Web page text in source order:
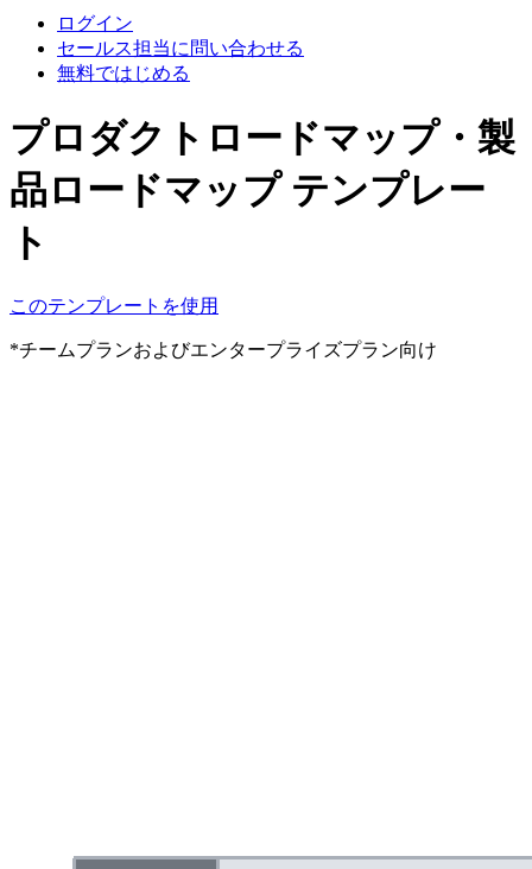
ログイン
セールス担当に問い合わせる
無料ではじめる
プロダクトロードマップ・製
品ロードマップ テンプレー
ト
このテンプレートを使用
*チームプランおよびエンタープライズプラン向け